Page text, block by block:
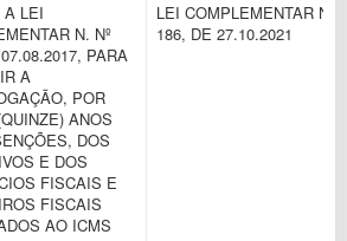
A LEI
N. Nº
PARA
A
POR
ANOS
DOS
E DOS
FISCAIS E
FISCAIS
AO ICMS
LEI COMPLEMENTAR N.
186, DE 27.10.2021